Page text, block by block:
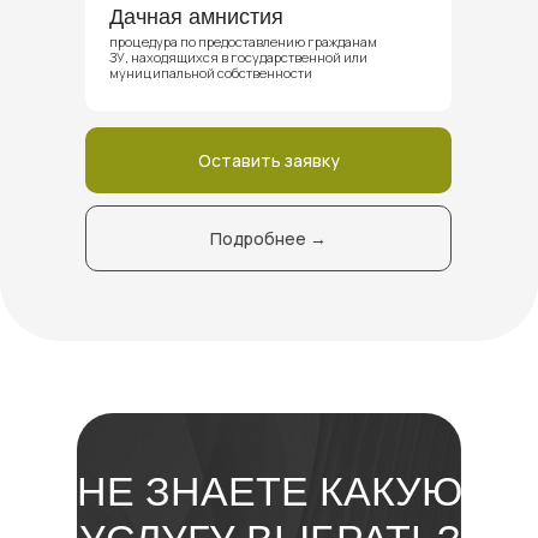
процедура по предоставлению гражданам
ЗУ, находящихся в государственной или
муниципальной собственности
Подробнее →
Оставить заявку
Дачная амнистия
НЕ ЗНАЕТЕ КАКУЮ